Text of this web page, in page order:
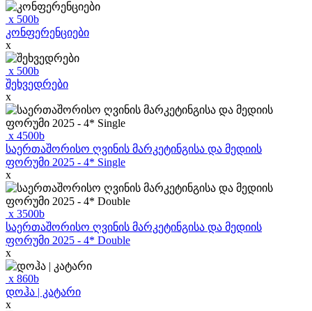
x 500b
კონფერენციები
x
x 500b
შეხვედრები
x
x 4500b
საერთაშორისო ღვინის მარკეტინგისა და მედიის
ფორუმი 2025 - 4* Single
x
x 3500b
საერთაშორისო ღვინის მარკეტინგისა და მედიის
ფორუმი 2025 - 4* Double
x
x 860b
დოჰა | კატარი
x